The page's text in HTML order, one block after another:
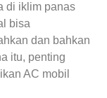
di iklim panas
bisa
dan bahkan
itu, penting
AC mobil